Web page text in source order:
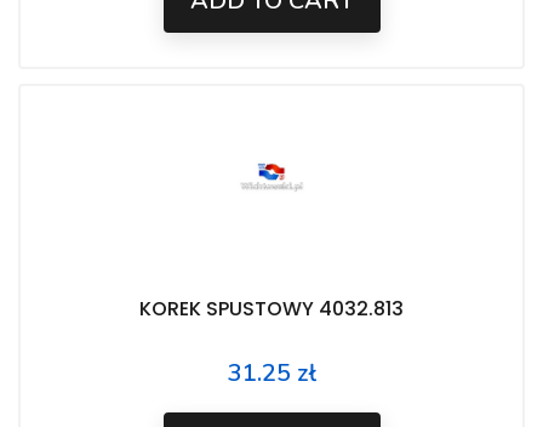
KOREK SPUSTOWY 4032.813
Price
31.25 zł